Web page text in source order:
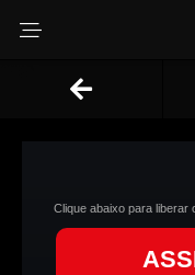
Clique abaixo para liberar